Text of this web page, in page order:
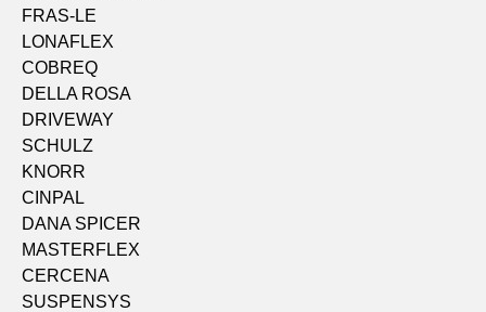
FRAS-LE
LONAFLEX
COBREQ
DELLA ROSA
DRIVEWAY
SCHULZ
KNORR
CINPAL
DANA SPICER
MASTERFLEX
CERCENA
SUSPENSYS